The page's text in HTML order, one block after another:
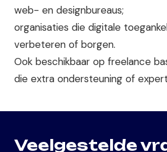
web- en designbureaus;
organisaties die digitale
verbeteren of borgen.
Ook beschikbaar op freelance
die extra ondersteuning of
Veelgestelde